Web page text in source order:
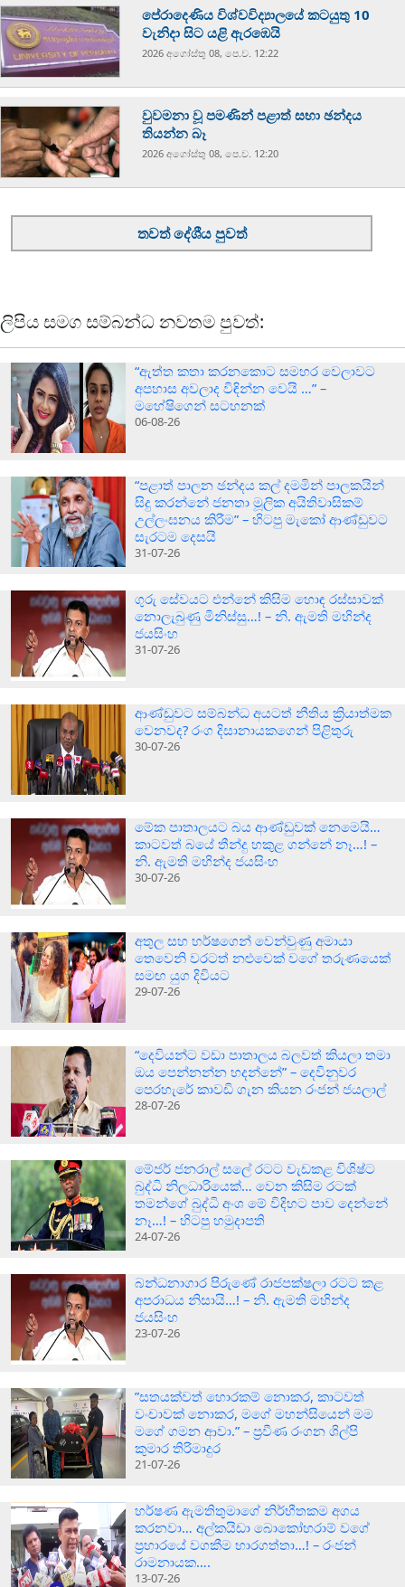
පේරාදෙණිය විශ්වවිද්‍යාලයේ කටයුතු 10
වැනිදා සිට යළි ඇරඹෙයි
2026 අගෝස්‍තු 08, පෙ.ව. 12:22
වුවමනා වූ පමණින් පළාත් සභා ඡන්දය
තියන්න බෑ
2026 අගෝස්‍තු 08, පෙ.ව. 12:20
තවත් දේශීය පුවත්
ලිපිය සමග සම්බන්ධ නවතම පුවත්:
“ඇත්ත කතා කරනකොට සමහර වෙලාවට
අපහාස අවලාද විඳින්න වෙයි …” –
මහේෂිගෙන් සටහනක්
06-08-26
“පළාත් පාලන ඡන්දය කල් දමමින් පාලකයින්
සිදු කරන්නේ ජනතා මූලික අයිතිවාසිකම්
උල්ලංඝනය කිරීම” – හිටපු මැකෝ ආණ්ඩුවට
සැරටම දෙසයි
31-07-26
ගුරු සේවයට එන්නේ කිසිම හොඳ රස්සාවක්
නොලැබුණු මිනිස්සු…! – නි. ඇමති මහින්ද
ජයසිංහ
31-07-26
ආණ්ඩුවට සම්බන්ධ අයටත් නීතිය ක්‍රියාත්මක
වෙනවද? රංග දිසානායකගෙන් පිළිතුරු
30-07-26
මේක පාතාලයට බය ආණ්ඩුවක් නෙමෙයි…
කාටවත් බයේ තීන්දු හකුළ ගන්නේ නෑ…! –
නි. ඇමති මහින්ද ජයසිංහ
30-07-26
අතුල සහ හර්ෂගෙන් වෙන්වුණු අමායා
තෙවෙනි වරටත් නළුවෙක් වගේ තරුණයෙක්
සමඟ යුග දිවියට
29-07-26
“දෙවියන්ට වඩා පාතාලය බලවත් කියලා තමා
ඔය පෙන්නන්න හදන්නේ” – දෙවිනුවර
පෙරහැරේ කාවඩි ගැන කියන රංජන් ජයලාල්
28-07-26
මේජර් ජනරාල් සලේ රටට වැඩකළ විශිෂ්ට
බුද්ධි නිලධාරියෙක්… වෙන කිසිම රටක්
තමන්ගේ බුද්ධි අංශ මේ විදිහට පාව දෙන්නේ
නෑ…! – හිටපු හමුදාපති
24-07-26
බන්ධනාගාර පිරුණේ රාජපක්ෂලා රටට කළ
අපරාධය නිසායි…! – නි. ඇමති මහින්ද
ජයසිංහ
23-07-26
”සතයක්වත් හොරකම් නොකර, කාටවත්
වංචාවක් නොකර, මගේ මහන්සියෙන් මම
මගේ ගමන ආවා.” – ප්‍රවීණ රංගන ශිල්පි
කුමාර තිරිමාදුර
21-07-26
හර්ෂණ ඇමතිතුමාගේ නිර්භීතකම අගය
කරනවා… අල්කයිඩා බොකෝහරාම් වගේ
ප්‍රහාරයේ වගකීම භාරගත්තා…! – රංජන්
රාමනායක….
13-07-26